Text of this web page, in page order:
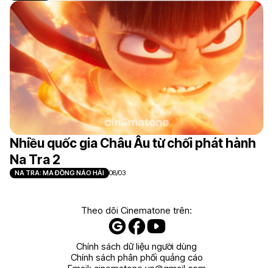
Nhiều quốc gia Châu Âu từ chối phát hành
Na Tra 2
NA TRA: MA ĐỒNG NÁO HẢI 08/03
Theo dõi Cinematone trên:
Chính sách dữ liệu người dùng
Chính sách phân phối quảng cáo